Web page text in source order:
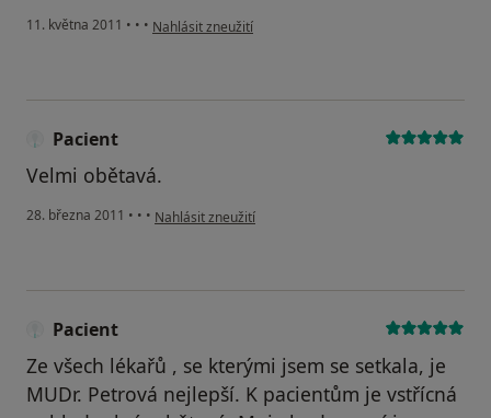
11. května 2011 • • • podle názoru uživatele Pacient
Nahlásit zneužití
Pacient
Velmi obětavá.
28. března 2011 • • • podle názoru uživatele Pacient
Nahlásit zneužití
Pacient
Ze všech lékařů , se kterými jsem se setkala, je
MUDr. Petrová nejlepší. K pacientům je vstřícná